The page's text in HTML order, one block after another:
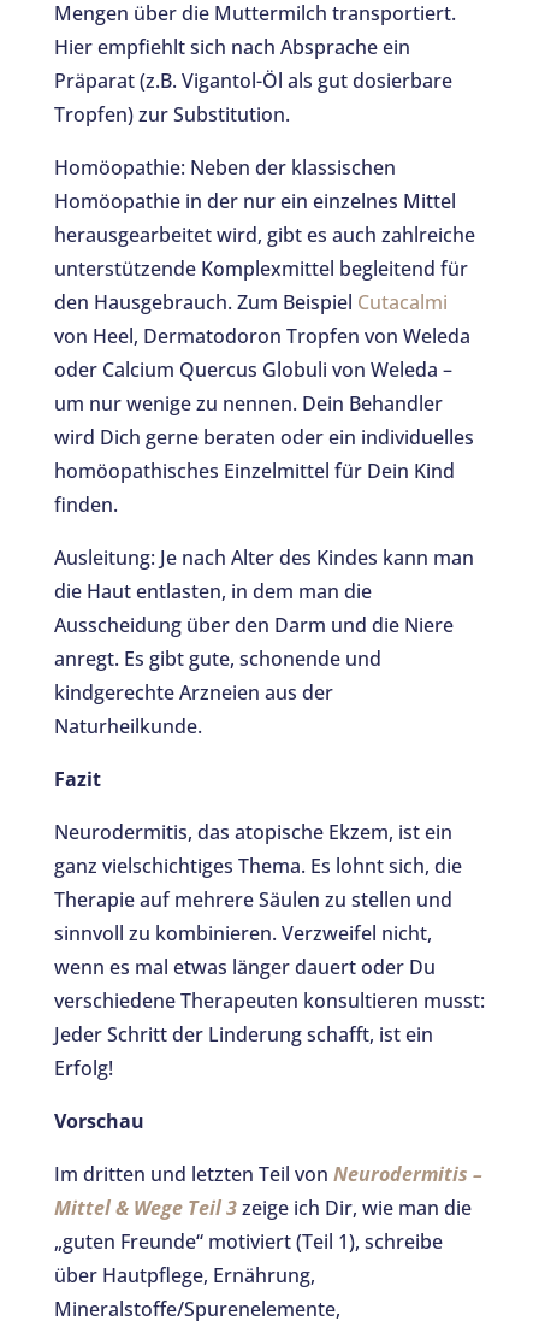
Mengen über die Muttermilch transportiert.
Hier empfiehlt sich nach Absprache ein
Präparat (z.B. Vigantol-Öl als gut dosierbare
Tropfen) zur Substitution.
Homöopathie: Neben der klassischen
Homöopathie in der nur ein einzelnes Mittel
herausgearbeitet wird, gibt es auch zahlreiche
unterstützende Komplexmittel begleitend für
den Hausgebrauch. Zum Beispiel Cutacalmi
von Heel, Dermatodoron Tropfen von Weleda
oder Calcium Quercus Globuli von Weleda –
um nur wenige zu nennen. Dein Behandler
wird Dich gerne beraten oder ein individuelles
homöopathisches Einzelmittel für Dein Kind
finden.
Ausleitung: Je nach Alter des Kindes kann man
die Haut entlasten, in dem man die
Ausscheidung über den Darm und die Niere
anregt. Es gibt gute, schonende und
kindgerechte Arzneien aus der
Naturheilkunde.
Fazit
Neurodermitis, das atopische Ekzem, ist ein
ganz vielschichtiges Thema. Es lohnt sich, die
Therapie auf mehrere Säulen zu stellen und
sinnvoll zu kombinieren. Verzweifel nicht,
wenn es mal etwas länger dauert oder Du
verschiedene Therapeuten konsultieren musst:
Jeder Schritt der Linderung schafft, ist ein
Erfolg!
Vorschau
Im dritten und letzten Teil von Neurodermitis –
Mittel & Wege Teil 3zeige ich Dir, wie man die
„guten Freunde“ motiviert (Teil 1), schreibe
über Hautpflege, Ernährung,
Mineralstoffe/Spurenelemente,